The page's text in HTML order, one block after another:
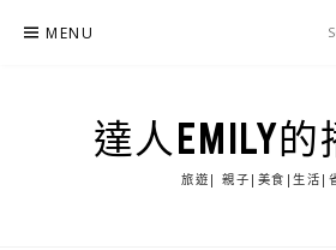
MENU
達人EMILY
旅遊| 親子|美食|生活|